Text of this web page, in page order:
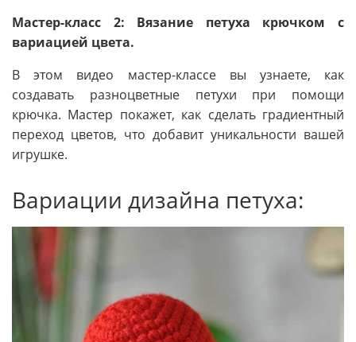
Мастер-класс 2: Вязание петуха крючком с
вариацией цвета.
В этом видео мастер-классе вы узнаете, как
создавать разноцветные петухи при помощи
крючка. Мастер покажет, как сделать градиентный
переход цветов, что добавит уникальности вашей
игрушке.
Вариации дизайна петуха: